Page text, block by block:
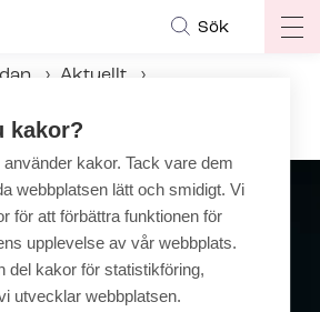
Sök
Aktuellt
kakor?
kakor. Tack vare dem
webbplatsen lätt och smidigt. Vi
för att förbättra funktionen för
upplevelse av vår webbplats.
del kakor för statistikföring,
utvecklar webbplatsen.